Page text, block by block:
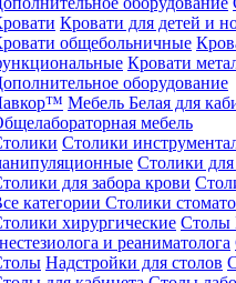
Кровати для детей и
общебольничные
Кровати
оборудование
Мебель Белая для
мебель
Столики
Столики для
для забора крови
категории Столики
хирургические Столы
и реаниматолога
Надстройки для столов